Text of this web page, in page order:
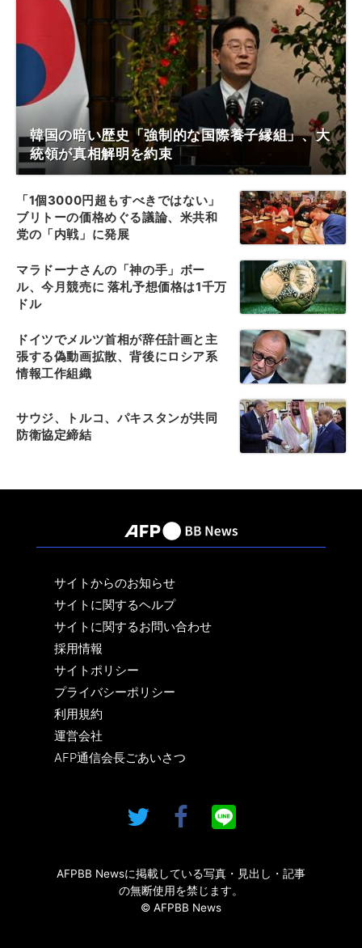
韓国の暗い歴史「強制的な国際養子縁組」、大
統領が真相解明を約束
「1個3000円超もすべきではない」
ブリトーの価格めぐる議論、米共和
党の「内戦」に発展
マラドーナさんの「神の手」ボー
ル、今月競売に 落札予想価格は1千万
ドル
ドイツでメルツ首相が辞任計画と主
張する偽動画拡散、背後にロシア系
情報工作組織
サウジ、トルコ、パキスタンが共同
防衛協定締結
サイトからのお知らせ
サイトに関するヘルプ
サイトに関するお問い合わせ
採用情報
サイトポリシー
プライバシーポリシー
利用規約
運営会社
AFP通信会長ごあいさつ
AFPBB Newsに掲載している写真・見出し・記事
の無断使用を禁じます。
© AFPBB News